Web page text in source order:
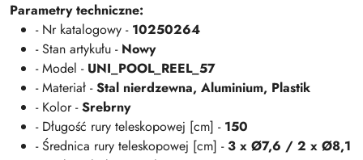
Parametry techniczne:
- Nr katalogowy - 10250264
- Stan artykułu - Nowy
- Model - UNI_POOL_REEL_57
- Materiał -Stal nierdzewna, Aluminium, Plastik
- Kolor -Srebrny
- Długość rury teleskopowej [cm] - 150
- Średnica rury teleskopowej [cm] -3 x Ø7,6 / 2 x Ø8,1